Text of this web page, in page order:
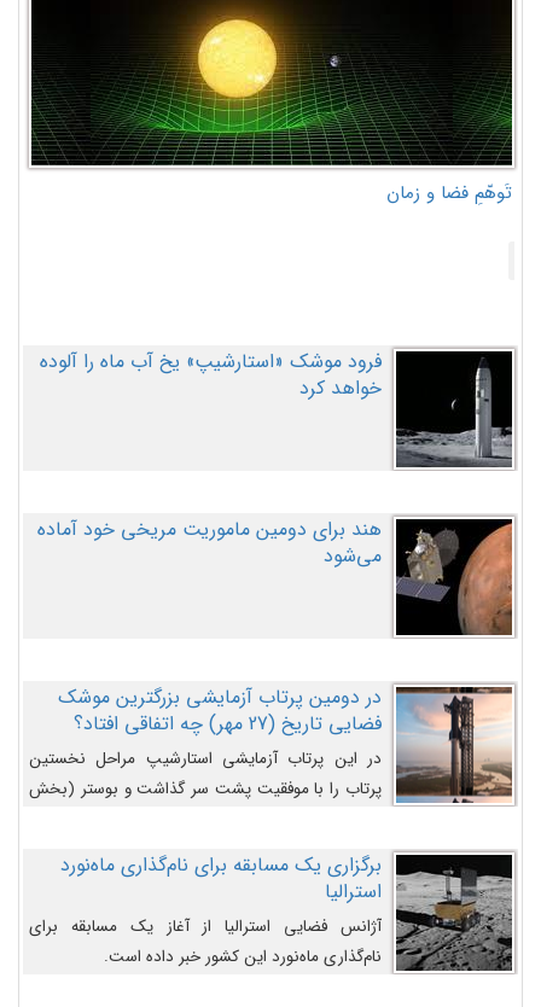
تَوهّمِ فضا و زمان
فرود موشک «استارشیپ» یخ آب ماه را آلوده
خواهد کرد
هند برای دومین ماموریت مریخی خود آماده
می‌شود
در دومین پرتاب آزمایشی بزرگترین موشک
فضایی تاریخ (27 مهر‌) چه اتفاقی افتاد؟
در این پرتاب آزمایشی استارشیپ مراحل نخستین
پرتاب را با موفقیت پشت سر گذاشت و بوستر (بخش
را وارد مسیر از پیش تعیین‌شده کند و سپس با یک
مکانیزم جدید با موفقیت از آن جدا شود. ‌
برگزاری یک مسابقه برای نام‌گذاری ماه‌نورد
استرالیا
آژانس فضایی استرالیا از آغاز یک مسابقه برای
نام‌گذاری ماه‌نورد این کشور خبر داده است.